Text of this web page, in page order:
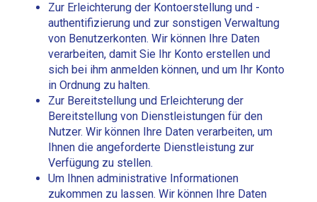
Zur Erleichterung der Kontoerstellung und -
authentifizierung und zur sonstigen Verwaltung
von Benutzerkonten. Wir können Ihre Daten
verarbeiten, damit Sie Ihr Konto erstellen und
sich bei ihm anmelden können, und um Ihr Konto
in Ordnung zu halten.
Zur Bereitstellung und Erleichterung der
Bereitstellung von Dienstleistungen für den
Nutzer. Wir können Ihre Daten verarbeiten, um
Ihnen die angeforderte Dienstleistung zur
Verfügung zu stellen.
Um Ihnen administrative Informationen
zukommen zu lassen. Wir können Ihre Daten